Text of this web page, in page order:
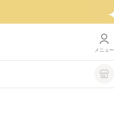
メニュー